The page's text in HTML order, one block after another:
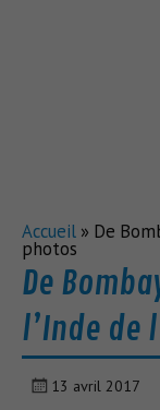
Accueil » De
photos
De
l’Inde de
13 avril 2017